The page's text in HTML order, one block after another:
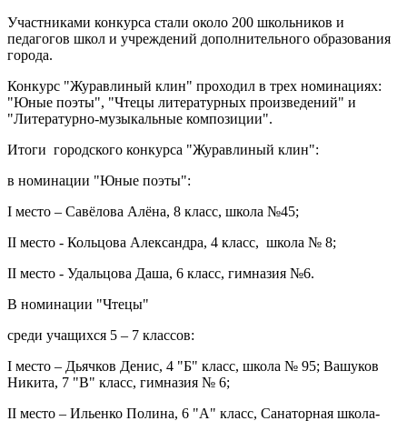
Участниками конкурса стали около 200 школьников и
педагогов школ и учреждений дополнительного образования
города.
Конкурс "Журавлиный клин" проходил в трех номинациях:
"Юные поэты", "Чтецы литературных произведений" и
"Литературно-музыкальные композиции".
Итоги городского конкурса "Журавлиный клин":
в номинации "Юные поэты":
I место – Савёлова Алёна, 8 класс, школа №45;
II место - Кольцова Александра, 4 класс, школа № 8;
II место - Удальцова Даша, 6 класс, гимназия №6.
В номинации "Чтецы"
среди учащихся 5 – 7 классов:
I место – Дьячков Денис, 4 "Б" класс, школа № 95; Вашуков
Никита, 7 "В" класс, гимназия № 6;
II место – Ильенко Полина, 6 "А" класс, Санаторная школа-